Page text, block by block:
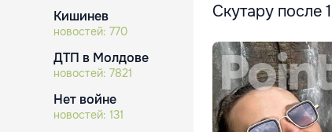
Кишинев
новостей: 770
ДТП в Молдове
новостей: 7821
Нет войне
новостей: 131
Скутару после